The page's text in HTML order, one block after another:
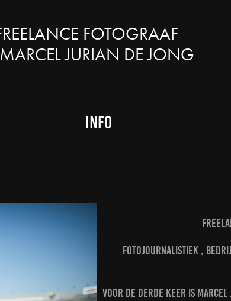
MARCEL JURIAN DE JONG
Info
fotojournalistiek ,
Voor de derde keer is Marcel